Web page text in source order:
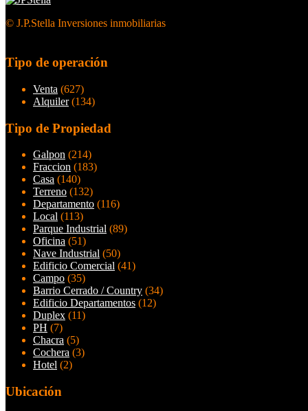
© J.P.Stella Inversiones inmobiliarias
Tipo de operación
Venta (627)
Alquiler(134)
Tipo de Propiedad
Galpon (214)
Fraccion (183)
Casa (140)
Terreno (132)
Departamento (116)
Local (113)
Parque Industrial (89)
Oficina (51)
Nave Industrial (50)
Edificio Comercial (41)
Campo (35)
Barrio Cerrado / Country (34)
Edificio Departamentos (12)
Duplex (11)
PH (7)
Chacra (5)
Cochera (3)
Hotel (2)
Ubicación